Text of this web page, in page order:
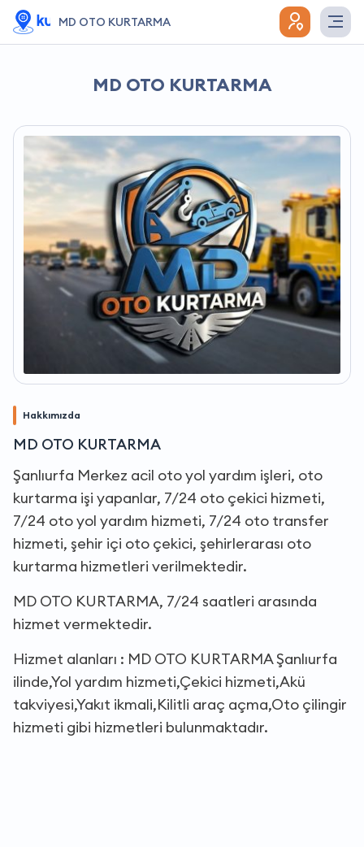
MD OTO KURTARMA
MD OTO KURTARMA
Hakkımızda
MD OTO KURTARMA
Şanlıurfa Merkez acil oto yol yardım işleri, oto
kurtarma işi yapanlar, 7/24 oto çekici hizmeti,
7/24 oto yol yardım hizmeti, 7/24 oto transfer
hizmeti, şehir içi oto çekici, şehirlerarası oto
kurtarma hizmetleri verilmektedir.
MD OTO KURTARMA, 7/24 saatleri arasında
hizmet vermektedir.
Hizmet alanları : MD OTO KURTARMA Şanlıurfa
ilinde,Yol yardım hizmeti,Çekici hizmeti,Akü
takviyesi,Yakıt ikmali,Kilitli araç açma,Oto çilingir
hizmeti gibi hizmetleri bulunmaktadır.